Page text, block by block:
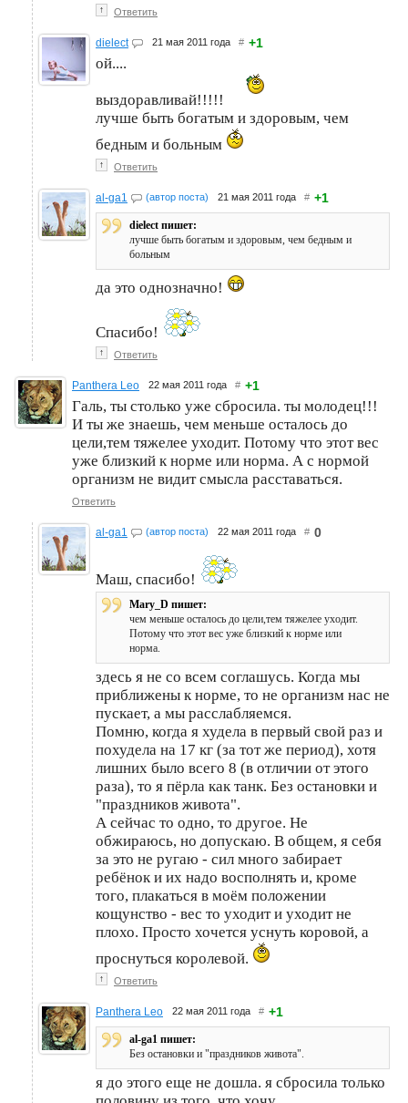
↑ Ответить
dielect 21 мая 2011 года # +1
ой....
выздоравливай!!!!!
лучше быть богатым и здоровым, чем
бедным и больным
↑ Ответить
al-ga1 (автор поста) 21 мая 2011 года # +1
dielect пишет:
лучше быть богатым и здоровым, чем бедным и
больным
да это однозначно!
Спасибо!
↑ Ответить
Panthera Leo 22 мая 2011 года # +1
Галь, ты столько уже сбросила. ты молодец!!!
И ты же знаешь, чем меньше осталось до
цели,тем тяжелее уходит. Потому что этот вес
уже близкий к норме или норма. А с нормой
организм не видит смысла расставаться.
Ответить
al-ga1 (автор поста) 22 мая 2011 года # 0
Маш, спасибо!
Mary_D пишет:
чем меньше осталось до цели,тем тяжелее уходит.
Потому что этот вес уже близкий к норме или
норма.
здесь я не со всем соглашусь. Когда мы
приближены к норме, то не организм нас не
пускает, а мы расслабляемся.
Помню, когда я худела в первый свой раз и
похудела на 17 кг (за тот же период), хотя
лишних было всего 8 (в отличии от этого
раза), то я пёрла как танк. Без остановки и
"праздников живота".
А сейчас то одно, то другое. Не
обжираюсь, но допускаю. В общем, я себя
за это не ругаю - сил много забирает
ребёнок и их надо восполнять и, кроме
того, плакаться в моём положении
кощунство - вес то уходит и уходит не
плохо. Просто хочется уснуть коровой, а
проснуться королевой.
↑ Ответить
Panthera Leo 22 мая 2011 года # +1
al-ga1 пишет:
Без остановки и "праздников живота".
я до этого еще не дошла. я сбросила только